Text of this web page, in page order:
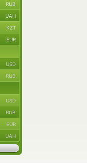
RUB
UAH
KZT
EUR
USD
RUB
USD
RUB
EUR
UAH